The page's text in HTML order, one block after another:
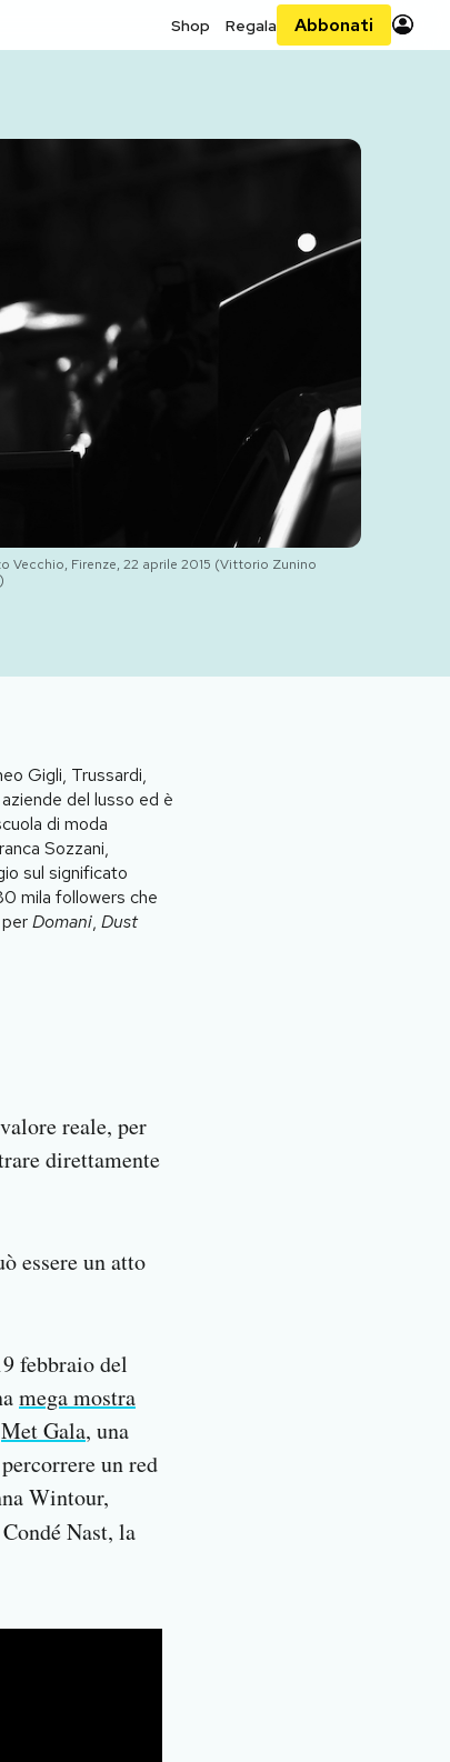
Shop Regala Abbonati
Vecchio, Firenze, 22 aprile 2015 (Vittorio Zunino
Gigli, Trussardi,
del lusso ed è
di moda
Sozzani,
sul significato
mila followers che
Domani, Dust
reale, per
direttamente
essere un atto
febbraio del
mega mostra
Met Gala, una
un red
Wintour,
Nast, la